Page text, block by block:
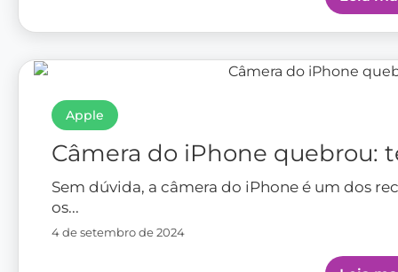
Apple
Câmera do iPhone quebrou:
Sem dúvida, a câmera do iPhone é um dos
os...
4 de setembro de 2024